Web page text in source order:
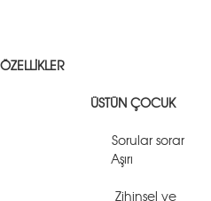
ÜSTÜN ÇOCUK
Sorular sorar
Aşırı
Zihinsel ve